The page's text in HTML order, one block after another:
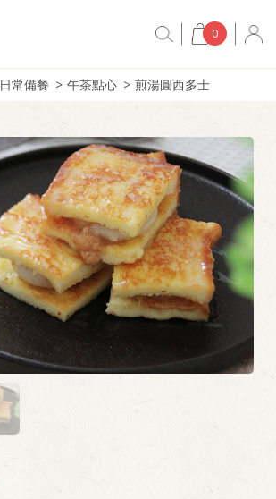
0
日常備餐 午茶點心 煎湯圓西多士